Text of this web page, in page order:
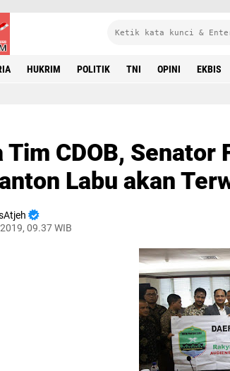
HUKRIM POLITIK TNI OPINI EKBIS
CDOB, Senator
Labu akan
09.37 WIB